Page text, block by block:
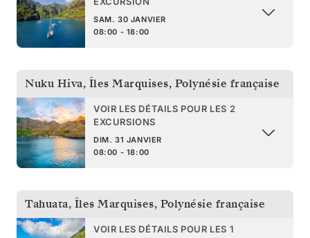
SAM. 30 JANVIER
08:00 - 18:00
Nuku Hiva, Îles Marquises, Polynésie française
VOIR LES DÉTAILS POUR LES 2
EXCURSIONS
DIM. 31 JANVIER
08:00 - 18:00
Tahuata, Îles Marquises, Polynésie française
VOIR LES DÉTAILS POUR LES 1